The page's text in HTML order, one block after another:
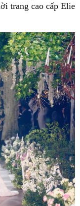
trang cao cấp Elie